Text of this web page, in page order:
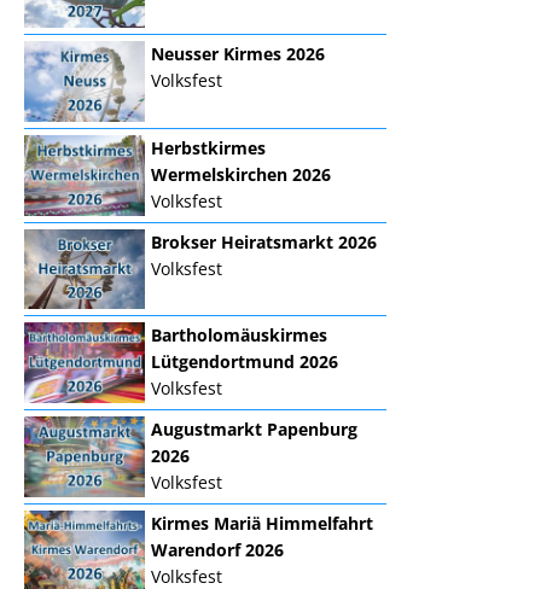
Neusser Kirmes 2026
Volksfest
Herbstkirmes
Wermelskirchen 2026
Volksfest
Brokser Heiratsmarkt 2026
Volksfest
Bartholomäuskirmes
Lütgendortmund 2026
Volksfest
Augustmarkt Papenburg
2026
Volksfest
Kirmes Mariä Himmelfahrt
Warendorf 2026
Volksfest